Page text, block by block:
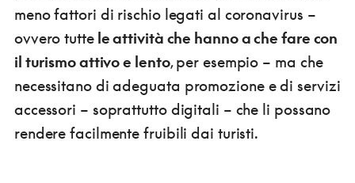
meno fattori di rischio legati al coronavirus –
ovvero tuttele attività che hanno a che fare con
il turismo attivo e lento, per esempio – ma che
necessitano di adeguata promozione e di servizi
accessori – soprattutto digitali – che li possano
rendere facilmente fruibili dai turisti.